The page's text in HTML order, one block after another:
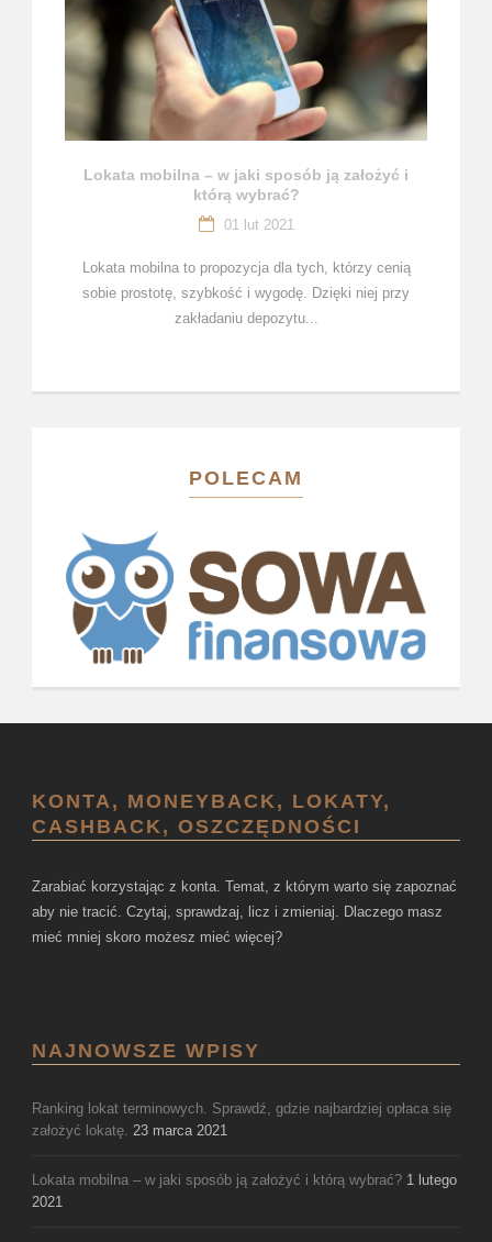
Lokata mobilna – w jaki sposób ją założyć i
którą wybrać?
01 lut 2021
Lokata mobilna to propozycja dla tych, którzy cenią
sobie prostotę, szybkość i wygodę. Dzięki niej przy
zakładaniu depozytu...
POLECAM
KONTA, MONEYBACK, LOKATY,
CASHBACK, OSZCZĘDNOŚCI
Zarabiać korzystając z konta. Temat, z którym warto się zapoznać
aby nie tracić. Czytaj, sprawdzaj, licz i zmieniaj. Dlaczego masz
mieć mniej skoro możesz mieć więcej?
NAJNOWSZE WPISY
Ranking lokat terminowych. Sprawdź, gdzie najbardziej opłaca się
założyć lokatę. 23 marca 2021
Lokata mobilna – w jaki sposób ją założyć i którą wybrać? 1 lutego
2021